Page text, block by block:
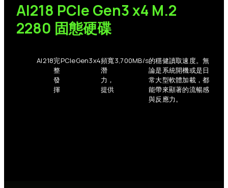
AI218 PCIe Gen3x4 M.2
2280 固態硬碟
AI218完
整
發
揮
PCIeGen3x4頻寬
潛
力，
提供
3,700MB/s的穩健讀取速度。無
論是系統開機或是日
常大型軟體加載，都
能帶來顯著的流暢感
與反應力。